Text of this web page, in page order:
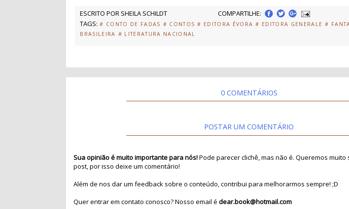
ESCRITO POR SHEILA SCHILDT
COMPARTILHE:
TAGS: # CONTO DE FADAS # CONTOS # EDITORA ÉVORA # EDITORA GENERALE #
BRASILEIRA # LITERATURA NACIONAL
0 COMENTÁRIOS
POSTAR UM COMENTÁRIO
Sua opinião é muito importante para nós!Pode parecer clichê, mas não é. Queremos
post, por isso deixe um comentário!
Além de nos dar um feedback sobre o conteúdo, contribui para melhorarmos sempre! ;D
Quer entrar em contato conosco? Nosso email édear.book@hotmail.com